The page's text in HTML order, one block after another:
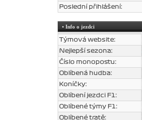
Poslední přihlášení:
• Info o jezdci
Týmová website:
Nejlepší sezona:
Číslo monopostu:
Oblíbená hudba:
Koníčky:
Oblíbení jezdci F1:
Oblíbené týmy F1:
Oblíbené tratě: